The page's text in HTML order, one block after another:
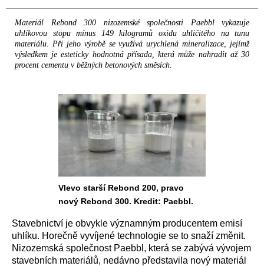
Materiál Rebond 300 nizozemské společnosti Paebbl vykazuje
uhlíkovou stopu mínus 149 kilogramů oxidu uhličitého na tunu
materiálu. Při jeho výrobě se využívá urychlená mineralizace, jejímž
výsledkem je esteticky hodnotná přísada, která může nahradit až 30
procent cementu v běžných betonových směsích.
Vlevo starší Rebond 200, pravo
nový Rebond 300. Kredit: Paebbl.
Stavebnictví je obvykle významným producentem emisí
uhlíku. Horečně vyvíjené technologie se to snaží změnit.
Nizozemská společnost Paebbl, která se zabývá vývojem
stavebních materiálů, nedávno představila nový materiál